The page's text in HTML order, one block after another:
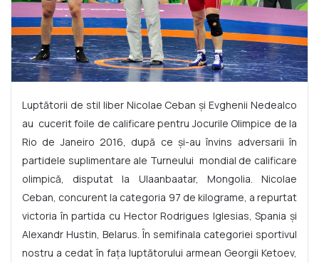
Luptătorii de stil liber Nicolae Ceban și Evghenii Nedealco
au cucerit foile de calificare pentru Jocurile Olimpice de la
Rio de Janeiro 2016, după ce și-au învins adversarii în
partidele suplimentare ale Turneului mondial de calificare
olimpică, disputat la Ulaanbaatar, Mongolia. Nicolae
Ceban, concurent la categoria 97 de kilograme, a repurtat
victoria în partida cu Hector Rodrigues Iglesias, Spania și
Alexandr Hustin, Belarus. În semifinala categoriei sportivul
nostru a cedat în fața luptătorului armean Georgii Ketoev,